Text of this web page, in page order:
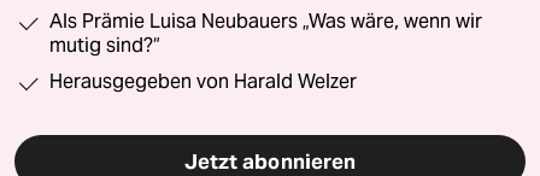
Als Prämie Luisa Neubauers „Was wäre, wenn wir
mutig sind?“
Herausgegeben von Harald Welzer
Jetzt abonnieren